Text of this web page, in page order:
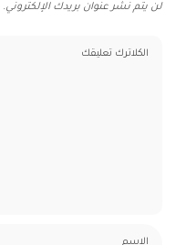
لن يتم نشر عنوان بريدك الإلكتروني.